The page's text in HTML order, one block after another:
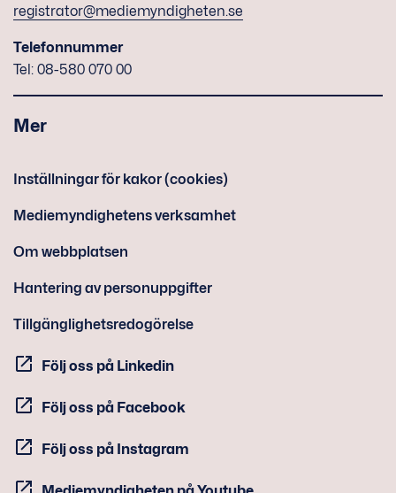
registrator@mediemyndigheten.se
Telefonnummer
Tel: 08-580 070 00
Mer
Inställningar för kakor (cookies)
Mediemyndighetens verksamhet
Om webbplatsen
Hantering av personuppgifter
Tillgänglighetsredogörelse
Följ oss på Linkedin
Följ oss på Facebook
Följ oss på Instagram